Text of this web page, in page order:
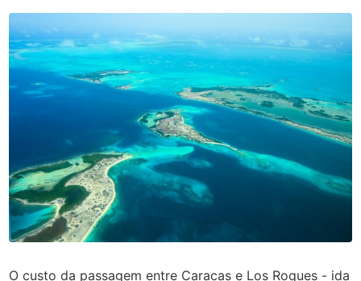
O custo da passagem entre Caracas e Los Roques - ida